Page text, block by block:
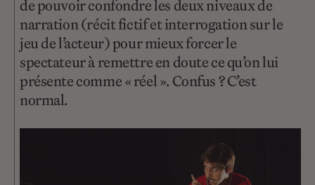
de pouvoir confondre les deux niveaux de
narration (récit fictif et interrogation sur le
jeu de l’acteur) pour mieux forcer le
spectateur à remettre en doute ce qu’on lui
présente comme « réel ». Confus ? C’est
normal.